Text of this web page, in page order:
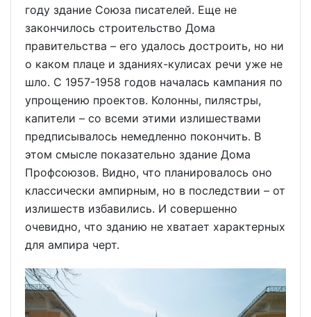
году здание Союза писателей. Еще не
закончилось строительство Дома
правительства – его удалось достроить, но ни
о каком плаце и зданиях-кулисах речи уже не
шло. С 1957-1958 годов началась кампания по
упрощению проектов. Колонны, пилястры,
капители – со всеми этими излишествами
предписывалось немедленно покончить. В
этом смысле показательно здание Дома
Профсоюзов. Видно, что планировалось оно
классически ампирным, но в последствии – от
излишеств избавились. И совершенно
очевидно, что зданию не хватает характерных
для ампира черт.